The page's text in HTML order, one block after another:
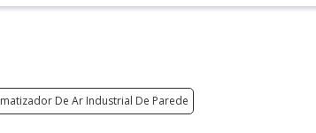
De Ar Industrial De Parede